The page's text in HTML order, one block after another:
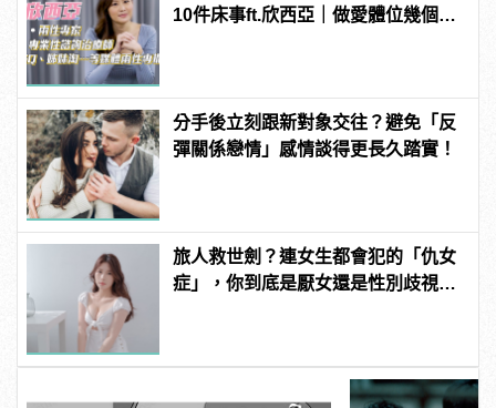
10件床事ft.欣西亞｜做愛體位幾個剛
分手後立刻跟新對象交往？避免「反
彈關係戀情」感情談得更長久踏實！
旅人救世劍？連女生都會犯的「仇女
症」，你到底是厭女還是性別歧視？